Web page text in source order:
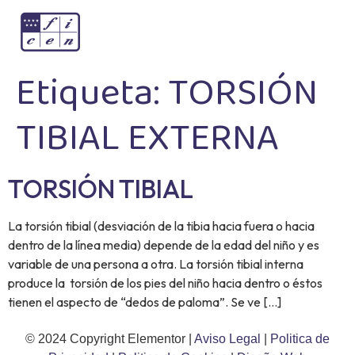
Etiqueta:TORSIÓN
TIBIAL EXTERNA
TORSIÓN TIBIAL
La torsión tibial (desviación de la tibia hacia fuera o hacia
dentro de la línea media) depende de la edad del niño y es
variable de una persona a otra. La torsión tibial interna
produce la torsión de los pies del niño hacia dentro o éstos
tienen el aspecto de “dedos de paloma”. Se ve […]
© 2024 Copyright Elementor | Aviso Legal
Politica de